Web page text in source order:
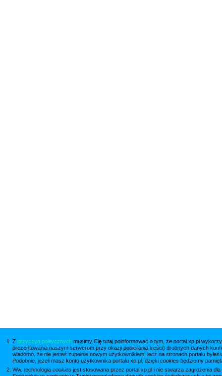
Z przyczyn politycznych musimy Cię tutaj poinformować o tym, że portal xp.pl
prezentowania naszym serwerom przy okazji pobierania treści) drobnych danych
wiadomo, że nie jesteś zupełnie nowym użytkownikiem, lecz na stronach portalu
Podobnie, jeżeli masz konto użytkownika portalu xp.pl, dzięki cookies będziemy
Ww. technologia cookies jest stosowana przez portal xp.pl i nie stwarza zagrożenia